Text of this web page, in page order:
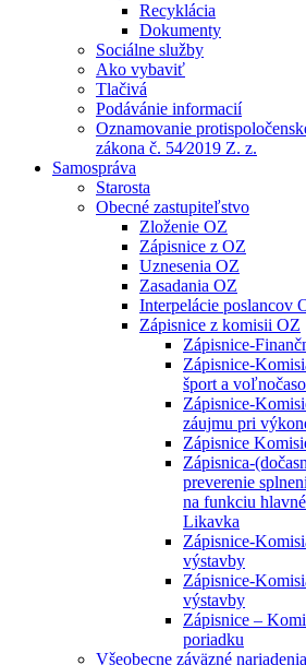
Recyklácia
Dokumenty
Sociálne služby
Ako vybaviť
Tlačivá
Podávánie informacií
Oznamovanie
zákona č. 54⁄2019 Z. z.
Samospráva
Starosta
Obecné zastupiteľstvo
Zloženie OZ
Zápisnice z OZ
Uznesenia OZ
Zasadania OZ
Interpelácie poslancov
Zápisnice z komisii OZ
Zápisnice-
Zápisnice-
šport a
Zápisnice-
záujmu pri
Zápisnice
Zápisnica-
preverenie
na funkciu
Likavka
Zápisnice-
výstavby
Zápisnice-
výstavby
Zápisnice –
poriadku
Všeobecne záväzné nariadenia